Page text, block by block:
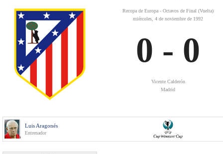
Recopa de Europa - Octavos de Final (Vuelta)
miércoles, 4 de noviembre de 1992
0 - 0
Vicente Calderón
Madrid
Luis Aragonés
Entrenador